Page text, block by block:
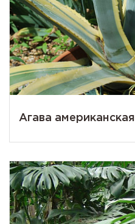
Агава американская